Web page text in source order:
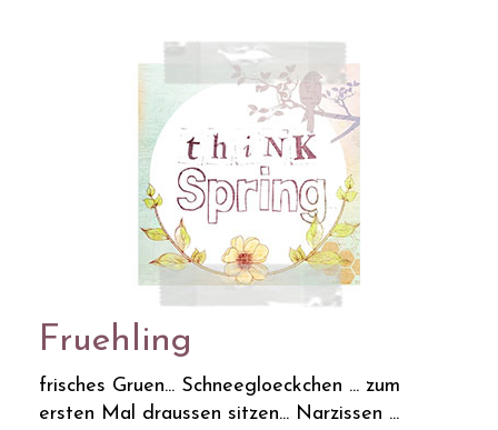
Fruehling
frisches Gruen... Schneegloeckchen ... zum
ersten Mal draussen sitzen... Narzissen ...